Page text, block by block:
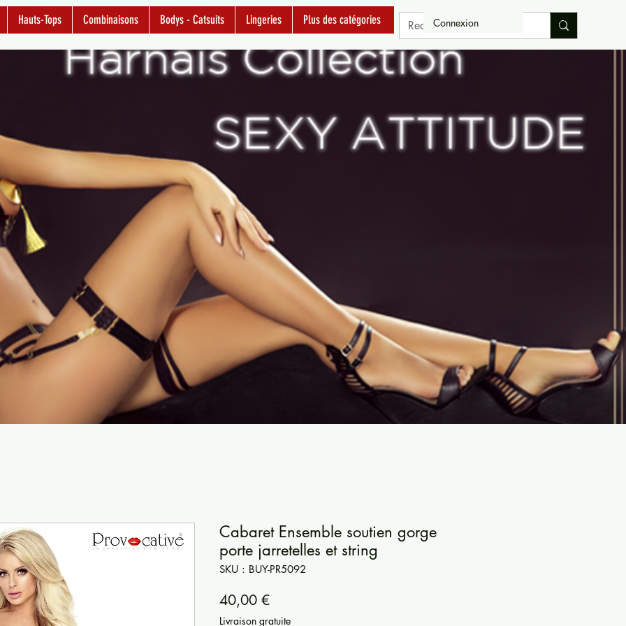
Hauts-Tops Combinaisons Bodys - Catsuits Lingeries Plus des catégories Connexion
Cabaret Ensemble soutien gorge
porte jarretelles et string
SKU : BUY-PR5092
40,00 €Prix
Livraison gratuite